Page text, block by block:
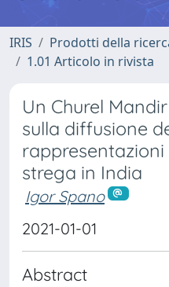
IRIS Prodotti della
1.01 Articolo in rivista
Un Churel
sulla diffusione
strega in India
Igor Spano
2021-01-01
Abstract